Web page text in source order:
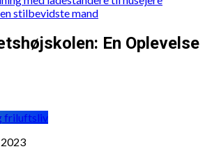
stilbevidste mand
En Oplevelse
friluftsliv